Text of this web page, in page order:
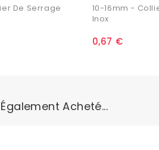
De Serrage
10-16mm -
Inox
0,67 €
Acheté...